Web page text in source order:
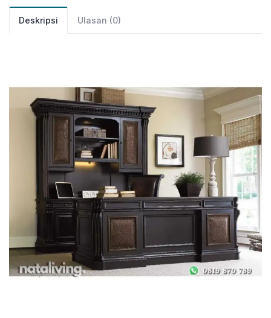
Deskripsi Ulasan (0)